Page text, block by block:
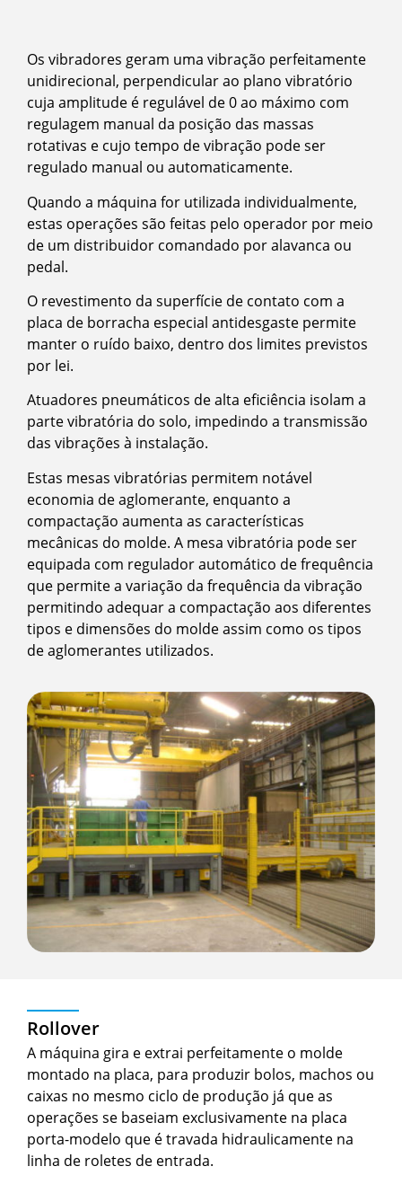
Os vibradores geram uma vibração perfeitamente
unidirecional, perpendicular ao plano vibratório
cuja amplitude é regulável de 0 ao máximo com
regulagem manual da posição das massas
rotativas e cujo tempo de vibração pode ser
regulado manual ou automaticamente.
Quando a máquina for utilizada individualmente,
estas operações são feitas pelo operador por meio
de um distribuidor comandado por alavanca ou
pedal.
O revestimento da superfície de contato com a
placa de borracha especial antidesgaste permite
manter o ruído baixo, dentro dos limites previstos
por lei.
Atuadores pneumáticos de alta eficiência isolam a
parte vibratória do solo, impedindo a transmissão
das vibrações à instalação.
Estas mesas vibratórias permitem notável
economia de aglomerante, enquanto a
compactação aumenta as características
mecânicas do molde. A mesa vibratória pode ser
equipada com regulador automático de frequência
que permite a variação da frequência da vibração
permitindo adequar a compactação aos diferentes
tipos e dimensões do molde assim como os tipos
de aglomerantes utilizados.
Rollover
A máquina gira e extrai perfeitamente o molde
montado na placa, para produzir bolos, machos ou
caixas no mesmo ciclo de produção já que as
operações se baseiam exclusivamente na placa
porta-modelo que é travada hidraulicamente na
linha de roletes de entrada.